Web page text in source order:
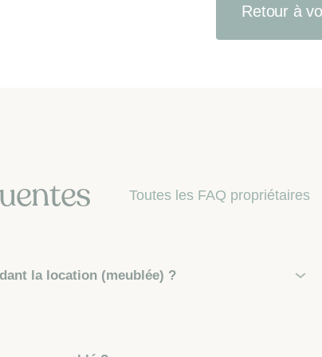
Retour à
Toutes les FAQ propriétaires
la location (meublée) ?